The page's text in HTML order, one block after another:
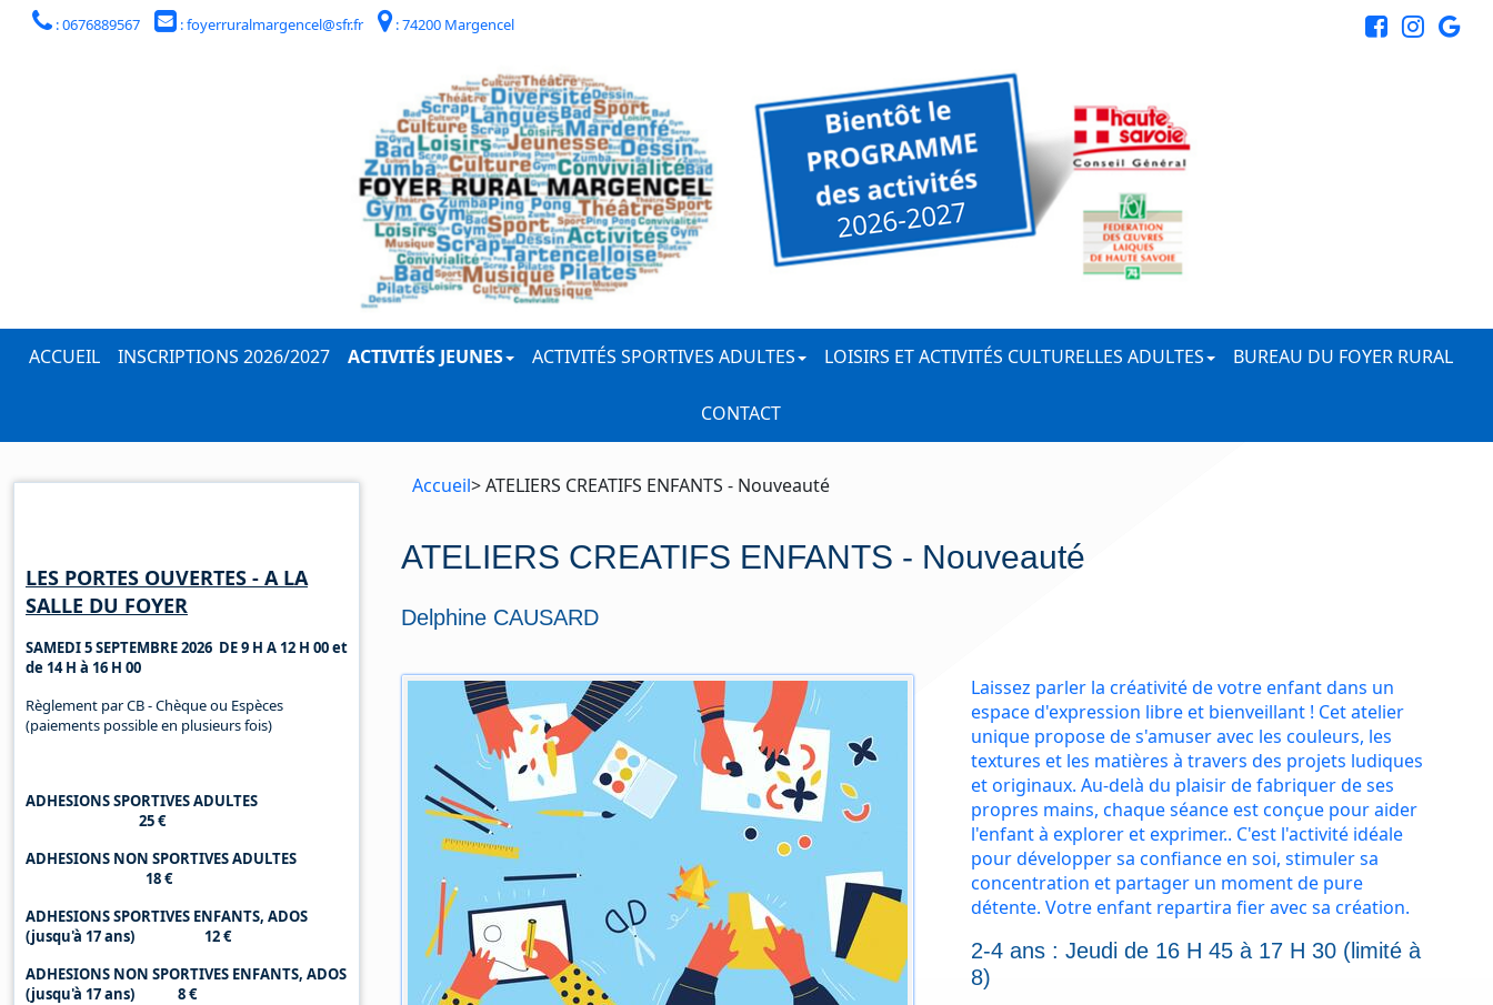
: 0676889567 : foyerruralmargencel@sfr.fr : 74200 Margencel
ACCUEIL INSCRIPTIONS 2026/2027 ACTIVITÉS JEUNES ACTIVITÉS SPORTIVES ADULTES LOISIRS ET ACTIVITÉS CULTURELLES ADULTES BUREAU DU FOYER RURAL
CONTACT
Accueil> ATELIERS CREATIFS ENFANTS - Nouveauté
ATELIERS CREATIFS ENFANTS - Nouveauté
Delphine CAUSARD
Laissez parler la créativité de votre enfant dans un
espace d'expression libre et bienveillant ! Cet atelier
unique propose de s'amuser avec les couleurs, les
textures et les matières à travers des projets ludiques
et originaux. Au-delà du plaisir de fabriquer de ses
propres mains, chaque séance est conçue pour aider
l'enfant à explorer et exprimer.. C'est l'activité idéale
pour développer sa confiance en soi, stimuler sa
concentration et partager un moment de pure
détente. Votre enfant repartira fier avec sa création.
2-4 ans : Jeudi de 16 H 45 à 17 H 30 (limité à
8)
LES PORTES OUVERTES - A LA
SALLE DU FOYER
SAMEDI 5 SEPTEMBRE 2026 DE 9 H A 12 H 00 et
de 14 H à 16 H 00
Règlement par CB - Chèque ou Espèces
(paiements possible en plusieurs fois)
ADHESIONS SPORTIVES ADULTES
25 €
ADHESIONS NON SPORTIVES ADULTES
18 €
ADHESIONS SPORTIVES ENFANTS, ADOS
(jusqu'à 17 ans) 12 €
ADHESIONS NON SPORTIVES ENFANTS, ADOS
(jusqu'à 17 ans) 8 €